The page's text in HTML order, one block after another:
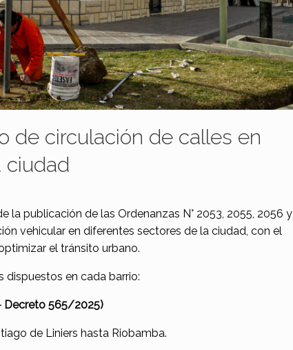
de circulación de calles en
ciudad
la publicación de las Ordenanzas N° 2053, 2055, 2056 y
vehicular en diferentes sectores de la ciudad, con el
el tránsito urbano.
dispuestos en cada barrio:
Decreto 565/2025)
de Liniers hasta Riobamba.